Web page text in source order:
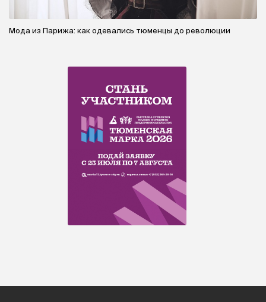
Мода из Парижа: как одевались тюменцы до революции